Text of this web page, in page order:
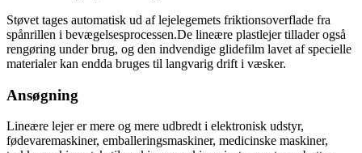
Støvet tages automatisk ud af lejelegemets friktionsoverflade fra
spånrillen i bevægelsesprocessen.De lineære plastlejer tillader også
rengøring under brug, og den indvendige glidefilm lavet af specielle
materialer kan endda bruges til langvarig drift i væsker.
Ansøgning
Lineære lejer er mere og mere udbredt i elektronisk udstyr,
fødevaremaskiner, emballeringsmaskiner, medicinske maskiner,